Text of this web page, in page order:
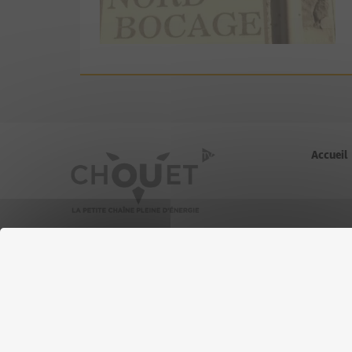
Accueil